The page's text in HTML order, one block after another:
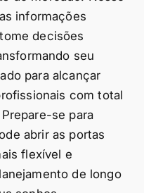
informações
decisões
seu
para alcançar
com total
se para
abrir as portas
flexível e
de longo